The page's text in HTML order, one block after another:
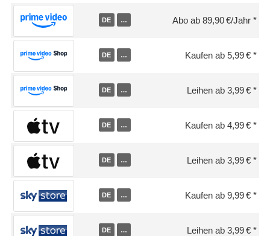
DE … Abo ab 89,90 €/Jahr
DE … Kaufen ab 5,99 €
DE … Leihen ab 3,99 €
DE … Kaufen ab 4,99 €
DE … Leihen ab 3,99 €
DE … Kaufen ab 9,99 €
DE … Leihen ab 3,99 €